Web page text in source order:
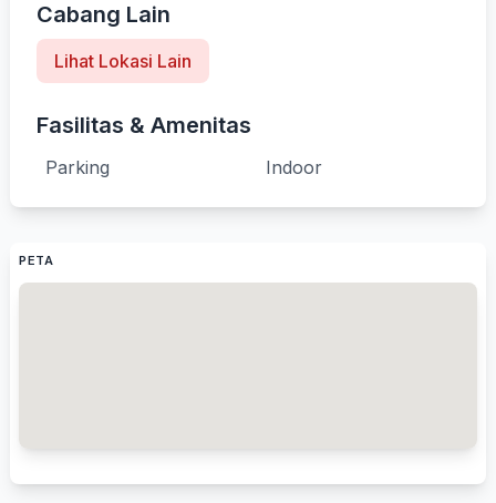
Cabang Lain
Lihat Lokasi Lain
Fasilitas & Amenitas
Parking Indoor
PETA